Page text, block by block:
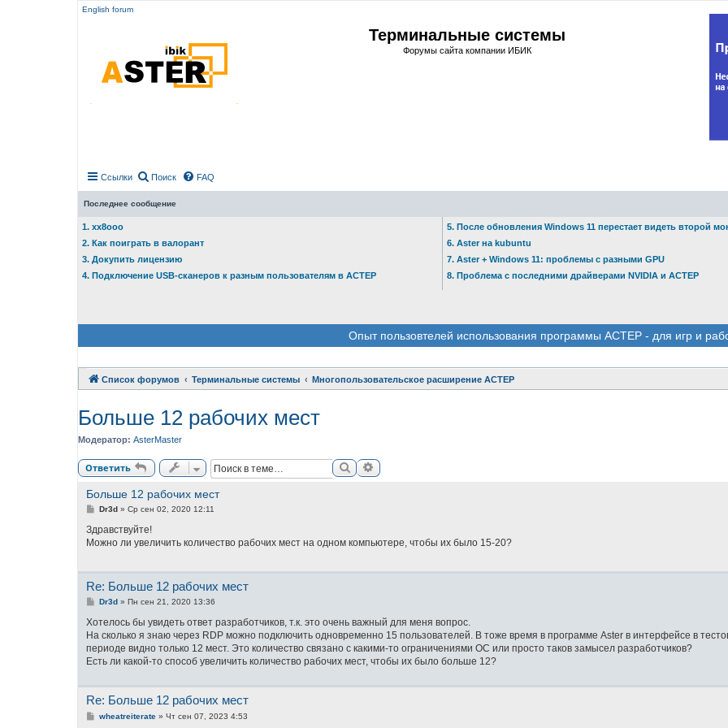
English forum
Терминальные системы
Форумы сайта компании ИБИК
Ссылки Поиск FAQ
Последнее сообщение
1. xx8ooo
2. Как поиграть в валорант
3. Докупить лицензию
4. Подключение USB-сканеров к разным пользователям в АСТЕР
5. После обновления Windows 11 перестает видеть второй
6. Aster на kubuntu
7. Aster + Windows 11: проблемы с разными GPU
8. Проблема с последними драйверами NVIDIA и АСТЕР
Опыт пользовтелей использования программы АСТЕР - для игр и
Список форумов Терминальные системы Многопользовательское расширение АСТЕР
Больше 12 рабочих мест
Модератор: AsterMaster
Ответить ПоискРасширенный поиск
Больше 12 рабочих мест
С
о
б
щ
е
Dr3d» Ср сен 02, 2020 12:11
Здравствуйте!
Можно ли увеличить количество рабочих мест на одном компьютере, чтобы их было 15-20?
Re: Больше 12 рабочих мест
С
о
щ
е
н
Dr3d» Пн сен 21, 2020 13:36
Хотелось бы увидеть ответ разработчиков, т.к. это очень важный для меня вопрос.
На сколько я знаю через RDP можно подключить одновременно 15 пользователей. В тоже время в программе Aster в интерфейсе в
периоде видно только 12 мест. Это количество связано с какими-то ограничениями ОС или просто таков замысел разработчиков?
Есть ли какой-то способ увеличить количество рабочих мест, чтобы их было больше 12?
Re: Больше 12 рабочих мест
Сwheatreiterate» Чт сен 07, 2023 4:53